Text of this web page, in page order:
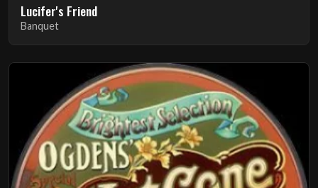
Lucifer's Friend
Banquet